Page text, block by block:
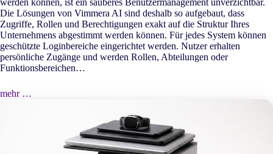
Die Lösungen von Vimmera AI sind deshalb so aufgebaut, dass
Zugriffe, Rollen und Berechtigungen exakt auf die Struktur Ihres
Unternehmens abgestimmt werden können. Für jedes System können
geschützte Loginbereiche eingerichtet werden. Nutzer erhalten
persönliche Zugänge und werden Rollen, Abteilungen oder
Funktionsbereichen…
mehr …